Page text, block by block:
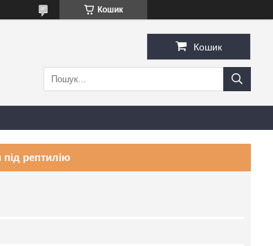
Кошик
Кошик
рептилію